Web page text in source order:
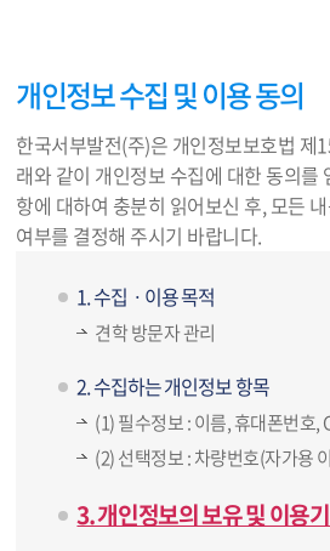
사항4
현장 견학 중 대열이탈 및 개인
사항5
본부 직원(인솔자)의 지시 불응
사항4,사항5 는 태안발전본부에
개인정보 수집 및 이용 동의
한국서부발전(주)은 개인정보보호법 제
래와 같이 개인정보 수집에 대한 동의를
항에 대하여 충분히 읽어보신 후, 모든
여부를 결정해 주시기 바랍니다.
1. 수집ㆍ이용 목적
견학 방문자 관리
2. 수집하는 개인정보 항목
(1) 필수정보 : 이름, 휴대폰번호,
(2) 선택정보 : 차량번호(자가용
3. 개인정보의 보유 및 이용